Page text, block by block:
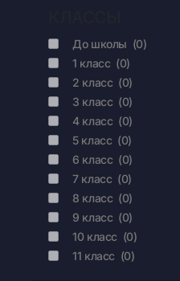
До школы (0)
1 класс (0)
2 класс (0)
3 класс (0)
4 класс (0)
5 класс (0)
6 класс (0)
7 класс (0)
8 класс (0)
9 класс (0)
10 класс (0)
11 класс (0)